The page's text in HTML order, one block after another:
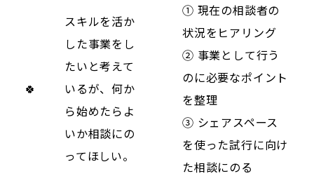
🍀
スキルを活か
した事業をし
たいと考えて
いるが、何か
ら始めたらよ
いか相談にの
ってほしい。
① 現在の相談者の
状況をヒアリング
② 事業として行う
のに必要なポイント
を整理
③ シェアスペース
を使った試行に向け
た相談にのる